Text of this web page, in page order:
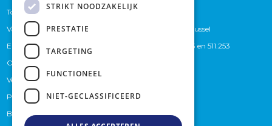
Toezichthoudende autoriteit : Beroepsinstituut van
Vastgoedmakelaars,Luxemburgstraat 16 B te 1000 Brussel
Erkend Vastgoedmakelaars bemiddelaars BIV. 509.373 en 511.253
Onderworpen aan de
Verzekeraar (BA en borgstelling): Axa
Polisnummer 730.390160
Btwnummer: BE 0759.439.625
STRIKT NOODZAKELIJK
PRESTATIE
TARGETING
FUNCTIONEEL
NIET-GECLASSIFICEERD